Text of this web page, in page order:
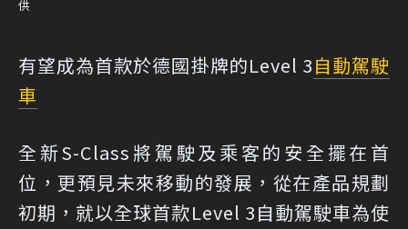
供
有望成為首款於德國掛牌的Level 3自動駕駛
車
全新S-Class將駕駛及乘客的安全擺在首
位，更預見未來移動的發展，從在產品規劃
初期，就以全球首款Level 3自動駕駛車為使